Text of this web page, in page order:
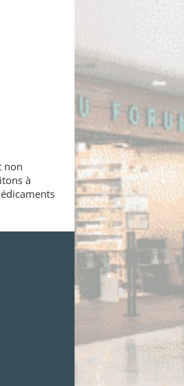
non
à